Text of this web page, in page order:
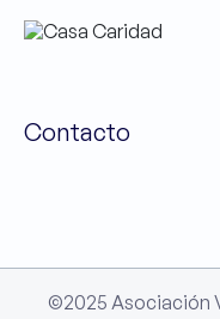
Contacto
©2025 Asociación